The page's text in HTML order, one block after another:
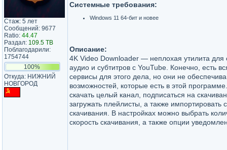
Стаж: 5 лет
Сообщений: 9677
Ratio: 44.47
Раздал: 109.5 TB
Поблагодарили:
1754744
100%
Откуда: НИЖНИЙ
НОВГОРОД
Системные требования:
Windows 11 64-бит и новее
Описание:
4K Video Downloader — неплохая утилита для
аудио и субтитров с YouTube. Конечно, есть
сервисы для этого дела, но они не
возможностей, которые есть в этой
скачать целый канал, подписаться на
загружать плейлисты, а также импортировать
скачивания. В настройках можно выбрать
скорость скачивания, а также опции